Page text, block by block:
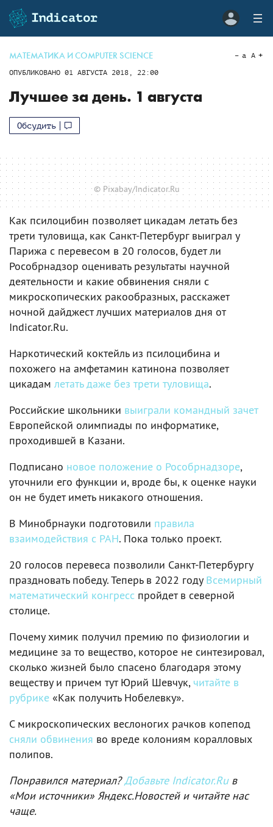
МАТЕМАТИКА И COMPUTER SCIENCE
ОПУБЛИКОВАНО 01 АВГУСТА 2018, 22:00
a A
Лучшее за день. 1 августа
Обсудить
© Pixabay/Indicator.Ru
Как псилоцибин позволяет цикадам летать без
трети туловища, как Санкт-Петербург выиграл у
Парижа с перевесом в 20 голосов, будет ли
Рособрнадзор оценивать результаты научной
деятельности и какие обвинения сняли с
микроскопических ракообразных, расскажет
ночной дайджест лучших материалов дня от
Indicator.Ru.
Наркотический коктейль из псилоцибина и
похожего на амфетамин катинона позволяет
цикадам летать даже без трети туловища.
Российские школьники выиграли командный зачет
Европейской олимпиады по информатике,
проходившей в Казани.
Подписано новое положение о Рособрнадзоре,
уточнили его функции и, вроде бы, к оценке науки
он не будет иметь никакого отношения.
В Минобрнауки подготовили правила
взаимодействия с РАН. Пока только проект.
20 голосов перевеса позволили Санкт-Петербургу
праздновать победу. Теперь в 2022 году Всемирный
математический конгресс пройдет в северной
столице.
Почему химик получил премию по физиологии и
медицине за то вещество, которое не синтезировал,
сколько жизней было спасено благодаря этому
веществу и причем тут Юрий Шевчук, читайте в
рубрике «Как получить Нобелевку».
С микроскопических веслоногих рачков копепод
сняли обвинения во вреде колониям коралловых
полипов.
Понравился материал?Добавьте Indicator.Ruв
«Мои источники» Яндекс.Новостей и читайте нас
чаще.